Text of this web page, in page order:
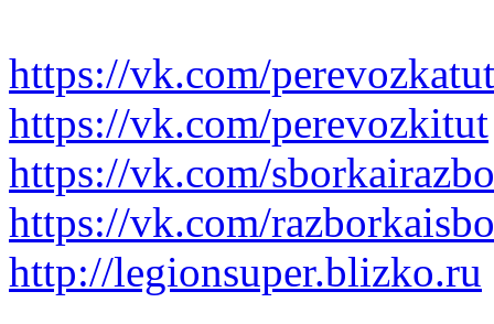
https://vk.com/perevozkatut
https://vk.com/perevozkitut
https://vk.com/
https://vk.com/
http://legionsuper.blizko.ru